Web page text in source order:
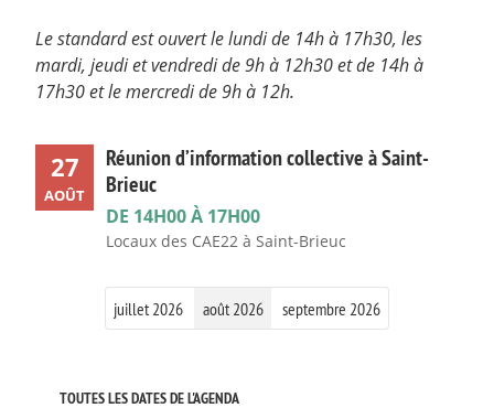
Le standard est ouvert le lundi de 14h à 17h30, les
mardi, jeudi et vendredi de 9h à 12h30 et de 14h à
17h30 et le mercredi de 9h à 12h.
27
AOÛT
Réunion d’information collective à Saint-
Brieuc
DE 14H00 À 17H00
Locaux des CAE22 à Saint-Brieuc
juillet 2026 août 2026 septembre 2026
TOUTES LES DATES DE L'AGENDA